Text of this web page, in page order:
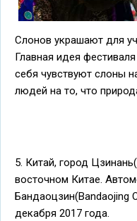
Слонов украшают для
Главная идея
себя чувствуют слоны
людей на то, что
5. Китай, город
восточном Китае.
Бандаоцзин(Bandaojing
декабря 2017 года.